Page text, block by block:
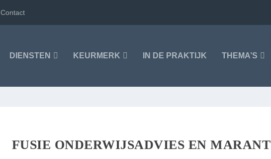
Contact
DIENSTEN KEURMERK IN DE PRAKTIJK THEMA’S
FUSIE ONDERWIJSADVIES EN MARANT